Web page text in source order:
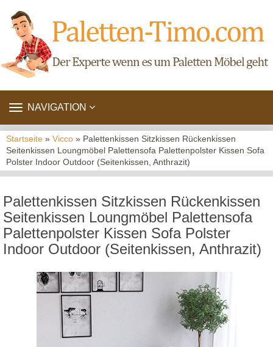
TOGGLE
NAVIGATION
Startseite » Vicco » Palettenkissen Sitzkissen Rückenkissen
Seitenkissen Loungmöbel Palettensofa Palettenpolster Kissen Sofa
Polster Indoor Outdoor (Seitenkissen, Anthrazit)
Palettenkissen Sitzkissen Rückenkissen
Seitenkissen Loungmöbel Palettensofa
Palettenpolster Kissen Sofa Polster
Indoor Outdoor (Seitenkissen, Anthrazit)